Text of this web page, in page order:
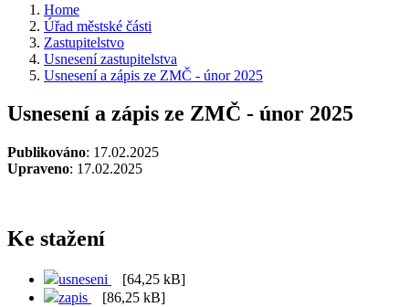
Home
Úřad městské části
Zastupitelstvo
Usnesení zastupitelstva
Usnesení a zápis ze ZMČ - únor 2025
Usnesení a zápis ze ZMČ - únor 2025
Publikováno: 17.02.2025
Upraveno: 17.02.2025
Ke stažení
usneseni
[64,25 kB]
zapis
[86,25 kB]